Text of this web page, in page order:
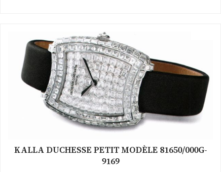
KALLA DUCHESSE PETIT MODÈLE 81650/000G-
9169